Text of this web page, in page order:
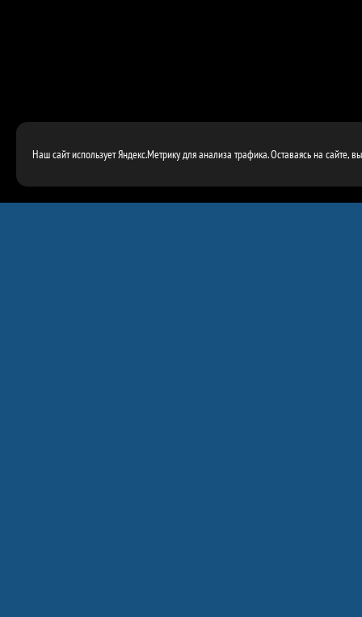
Наш сайт использует Яндекс.Метрику для анализа трафика. Оставаясь на сайте,